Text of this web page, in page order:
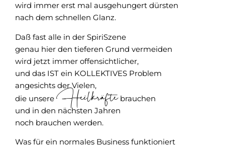
wird immer erst mal ausgehungert dürsten
nach dem schnellen Glanz.
Daß fast alle in der SpiriSzene
genau hier den tieferen Grund vermeiden
wird jetzt immer offensichtlicher,
und das IST ein KOLLEKTIVES Problem
angesichts der Vielen,
die unsere Heilkräftebrauchen
und in den nächsten Jahren
noch brauchen werden.
Was für ein normales Business funktioniert